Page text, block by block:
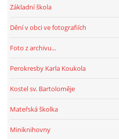
© 2026 eStránky.cz |RSS
Základní škola
Dění v obci ve fotografiích
Foto z archivu...
Perokresby Karla Koukola
Kostel sv. Bartoloměje
Mateřská školka
Miniknihovny